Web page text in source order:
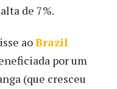
de 7%.
aoBrazil
por um
(que cresceu